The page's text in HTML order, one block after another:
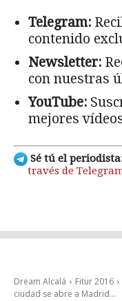
Telegram:
contenido
Newsletter:
con nuestras
YouTube:
mejores
Sé tú el
través de